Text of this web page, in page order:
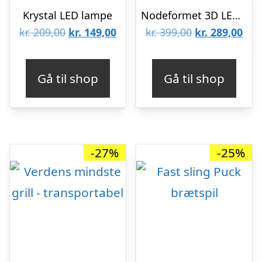
Krystal LED lampe
kr.209,00 Den
var:
kr. 209,00.
kr. 149,00Den
kr. 149,00.
Gå til shop
Nodeformet 3D LED lampe til musikelskere
kr.399,00 Den
var:
kr. 399,00.
kr. 289,00Den
kr.
Gå til shop
-27% -25%